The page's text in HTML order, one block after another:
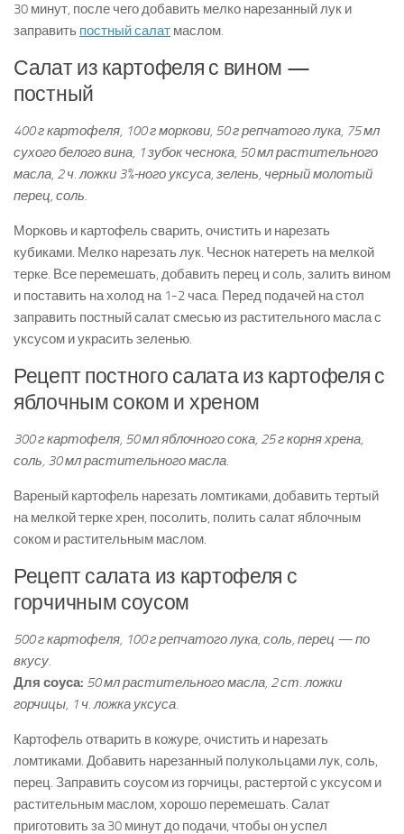
30 минут, после чего добавить мелко нарезанный лук и
заправить постный салат маслом.
Салат из картофеля с вином —
постный
400 г картофеля, 100 г моркови, 50 г репчатого лука, 75 мл
сухого белого вина, 1 зубок чеснока, 50 мл растительного
масла, 2 ч. ложки 3%-ного уксуса, зелень, черный молотый
перец, соль.
Морковь и картофель сварить, очистить и нарезать
кубиками. Мелко нарезать лук. Чеснок натереть на мелкой
терке. Все перемешать, добавить перец и соль, залить вином
и поставить на холод на 1-2 часа. Перед подачей на стол
заправить постный салат смесью из растительного масла с
уксусом и украсить зеленью.
Рецепт постного салата из картофеля с
яблочным соком и хреном
300 г картофеля, 50 мл яблочного сока, 25 г корня хрена,
соль, 30 мл растительного масла.
Вареный картофель нарезать ломтиками, добавить тертый
на мелкой терке хрен, посолить, полить салат яблочным
соком и растительным маслом.
Рецепт салата из картофеля с
горчичным соусом
500 г картофеля, 100 г репчатого лука, соль, перец — по
вкусу.
Для соуса: 50 мл растительного масла, 2 ст. ложки
горчицы, 1 ч. ложка уксуса.
Картофель отварить в кожуре, очистить и нарезать
ломтиками. Добавить нарезанный полукольцами лук, соль,
перец. Заправить соусом из горчицы, растертой с уксусом и
растительным маслом, хорошо перемешать. Салат
приготовить за 30 минут до подачи, чтобы он успел